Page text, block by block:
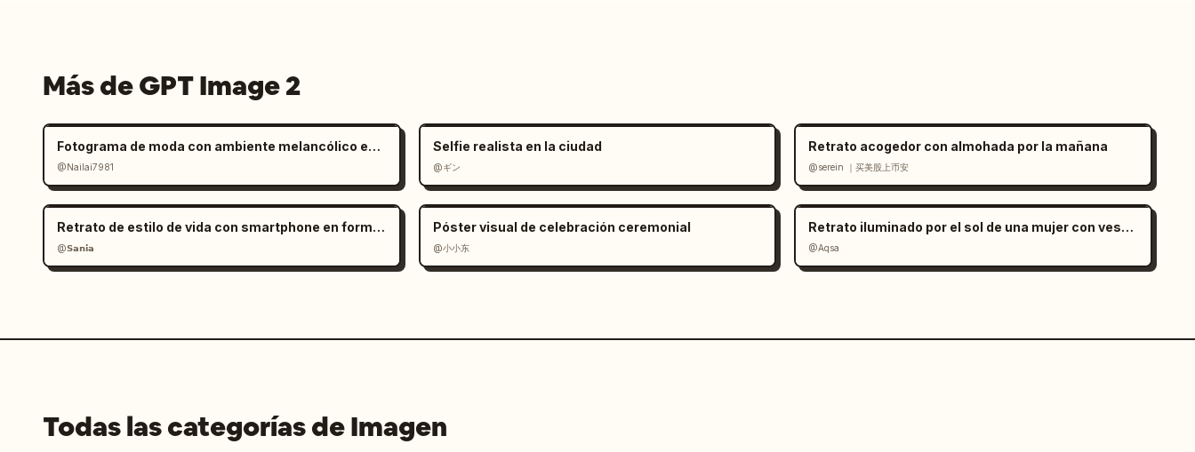
Más de GPT Image 2
Fotograma de moda con ambiente melancólico en salar
@Nailai7981
Selfie realista en la ciudad
@ギン
Retrato acogedor con almohada por la mañana
@serein ｜买美股上币安
Retrato de estilo de vida con smartphone en formato RAW
@𝗦𝗮𝗻𝗶𝗮
Póster visual de celebración ceremonial
@小小东
Retrato iluminado por el sol de una mujer con vestido de satén rojo
@Aqsa
Todas las categorías de Imagen